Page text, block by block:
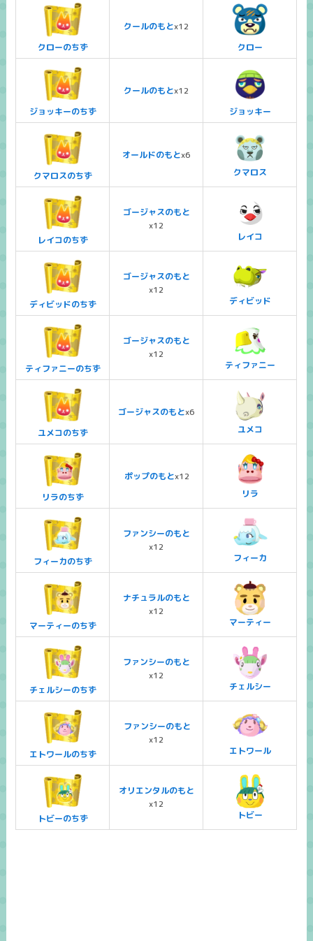
クローのちず
クールのもとx12
クロー
ジョッキーのちず
クールのもとx12
ジョッキー
クマロスのちず
オールドのもとx6
クマロス
レイコのちず
ゴージャスのもと
x12
レイコ
ディビッドのちず
ゴージャスのもと
x12
ディビッド
ティファニーのちず
ゴージャスのもと
x12
ティファニー
ユメコのちず
ゴージャスのもとx6
ユメコ
リラのちず
ポップのもとx12
リラ
フィーカのちず
ファンシーのもと
x12
フィーカ
マーティーのちず
ナチュラルのもと
x12
マーティー
チェルシーのちず
ファンシーのもと
x12
チェルシー
エトワールのちず
ファンシーのもと
x12
エトワール
トビーのちず
オリエンタルのもと
x12
トビー